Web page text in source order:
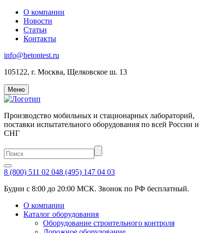
О компании
Новости
Статьи
Контакты
info@betontest.ru
105122, г. Москва, Щелковское ш. 13
Меню
Производство мобильных и стационарных лабораторий,
поставки испытательного оборудования по всей России и
СНГ
8 (800) 511 02 048 (495) 147 04 03
Будни с 8:00 до 20:00 МСК. Звонок по РФ бесплатный.
О компании
Каталог оборудования
Оборудование строительного контроля